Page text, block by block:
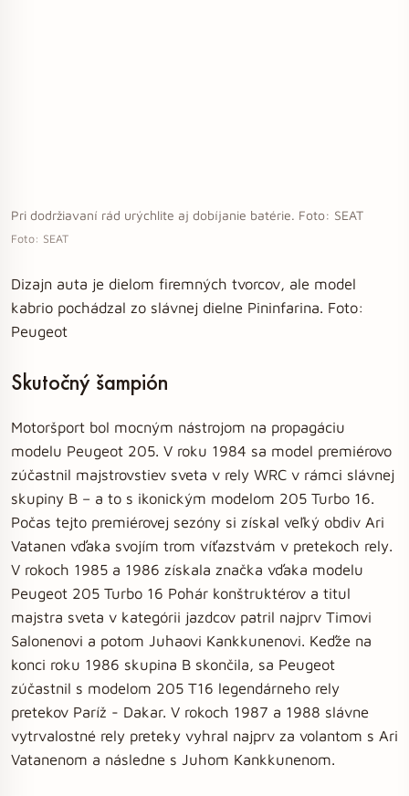
Pri dodržiavaní rád urýchlite aj dobíjanie batérie. Foto: SEAT
Foto: SEAT
Dizajn auta je dielom firemných tvorcov, ale model
kabrio pochádzal zo slávnej dielne Pininfarina. Foto:
Peugeot
Skutočný šampión
Motoršport bol mocným nástrojom na propagáciu
modelu Peugeot 205. V roku 1984 sa model premiérovo
zúčastnil majstrovstiev sveta v rely WRC v rámci slávnej
skupiny B – a to s ikonickým modelom 205 Turbo 16.
Počas tejto premiérovej sezóny si získal veľký obdiv Ari
Vatanen vďaka svojím trom víťazstvám v pretekoch rely.
V rokoch 1985 a 1986 získala značka vďaka modelu
Peugeot 205 Turbo 16 Pohár konštruktérov a titul
majstra sveta v kategórii jazdcov patril najprv Timovi
Salonenovi a potom Juhaovi Kankkunenovi. Keďže na
konci roku 1986 skupina B skončila, sa Peugeot
zúčastnil s modelom 205 T16 legendárneho rely
pretekov Paríž - Dakar. V rokoch 1987 a 1988 slávne
vytrvalostné rely preteky vyhral najprv za volantom s Ari
Vatanenom a následne s Juhom Kankkunenom.